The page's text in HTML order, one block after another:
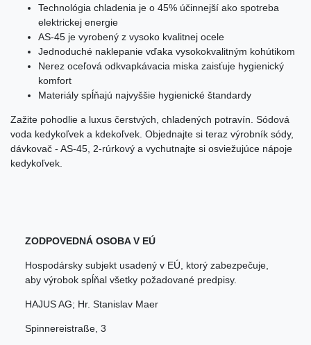
Technológia chladenia je o 45% účinnejší ako spotreba
elektrickej energie
AS-45 je vyrobený z vysoko kvalitnej ocele
Jednoduché naklepanie vďaka vysokokvalitným kohútikom
Nerez oceľová odkvapkávacia miska zaisťuje hygienický
komfort
Materiály spĺňajú najvyššie hygienické štandardy
Zažite pohodlie a luxus čerstvých, chladených potravín. Sódová
voda kedykoľvek a kdekoľvek. Objednajte si teraz výrobník sódy,
dávkovač - AS-45, 2-rúrkový a vychutnajte si osviežujúce nápoje
kedykoľvek.
ZODPOVEDNÁ OSOBA V EÚ
Hospodársky subjekt usadený v EÚ, ktorý zabezpečuje,
aby výrobok spĺňal všetky požadované predpisy.
HAJUS AG; Hr. Stanislav Maer
Spinnereistraße 3